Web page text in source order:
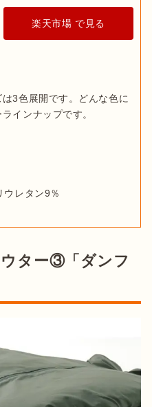
楽天市場 で見る
3色展開です。どんな色に
インナップです。
ウレタン9％
ター③「ダンフ